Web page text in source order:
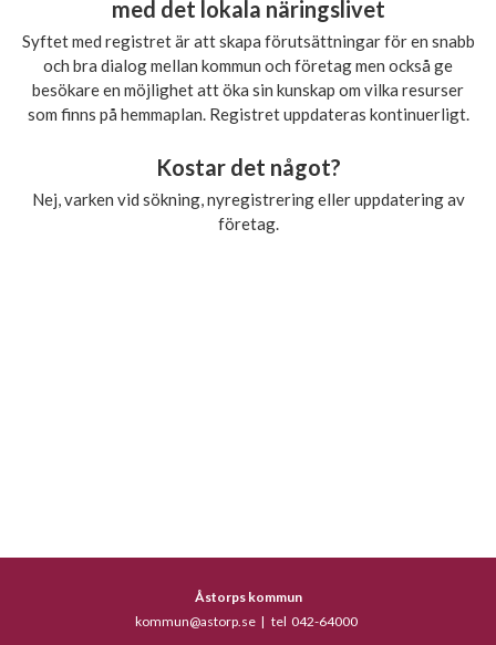
med det lokala näringslivet
Syftet med registret är att skapa förutsättningar för en snabb
och bra dialog mellan kommun och företag men också ge
besökare en möjlighet att öka sin kunskap om vilka resurser
som finns på hemmaplan. Registret uppdateras kontinuerligt.
Kostar det något?
Nej, varken vid sökning, nyregistrering eller uppdatering av
företag.
Åstorps kommun
kommun@astorp.se| tel 042-64000